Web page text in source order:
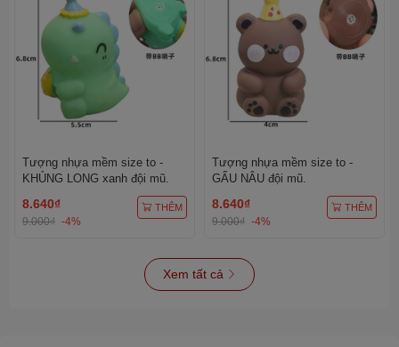
Tượng nhựa mềm size to -
KHỦNG LONG xanh đội mũ.
8.640₫
9.000₫ -4%
THÊM
Tượng nhựa mềm size to -
GẤU NÂU đội mũ.
8.640₫
9.000₫ -4%
THÊM
Xem tất cả